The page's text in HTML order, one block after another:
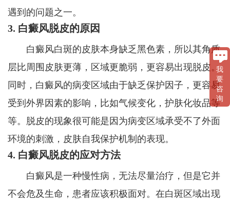
遇到的问题之一。
3. 白癜风脱皮的原因
白癜风白斑的皮肤本身缺乏黑色素，所以其角质
层比周围皮肤更薄，区域更脆弱，更容易出现脱皮。
同时，白癜风的病变区域由于缺乏保护因子，更容易
受到外界因素的影响，比如气候变化，护肤化妆品等
等。脱皮的现象很可能是因为病变区域承受不了外面
环境的刺激，皮肤自我保护机制的表现。
4. 白癜风脱皮的应对方法
白癜风是一种慢性病，无法尽量治疗，但是它并
不会危及生命，患者应该积极面对。在白斑区域出现
我
要
咨
询